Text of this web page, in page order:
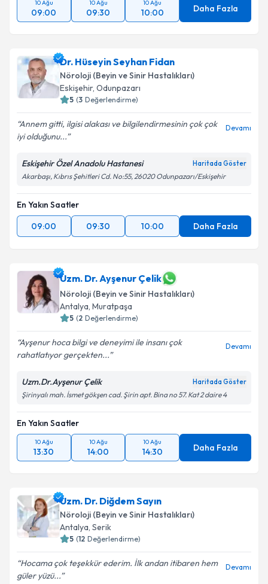
10 Ağu
09:00
10 Ağu
09:30
10 Ağu
10:00 Daha Fazla
Dr. Hüseyin Seyhan Fidan
Nöroloji (Beyin ve Sinir Hastalıkları)
Eskişehir, Odunpazarı
5 (3 Değerlendirme)
Annem gitti, ilgisi alakası ve bilgilendirmesinin çok çok
iyi olduğunu...
Devamı
Eskişehir Özel Anadolu Hastanesi Haritada Göster
Akarbaşı, Kıbrıs Şehitleri Cd. No:55, 26020 Odunpazarı/Eskişehir
En Yakın Saatler
09:00
09:30 10:00 Daha Fazla
Uzm. Dr. Ayşenur Çelik
Nöroloji (Beyin ve Sinir Hastalıkları)
Antalya, Muratpaşa
5 (2 Değerlendirme)
Ayşenur hoca bilgi ve deneyimi ile insanı çok
rahatlatıyor gerçekten...
Devamı
Uzm.Dr.Ayşenur Çelik Haritada Göster
Şirinyalı mah. İsmet gökşen cad. Şirin apt. Bina no 57. Kat 2 daire 4
En Yakın Saatler
10 Ağu
13:30
10 Ağu
14:00
10 Ağu
14:30 Daha Fazla
Uzm. Dr. Diğdem Sayın
Nöroloji (Beyin ve Sinir Hastalıkları)
Antalya, Serik
5 (12 Değerlendirme)
Hocama çok teşekkür ederim. İlk andan itibaren hem
güler yüzü...
Devamı